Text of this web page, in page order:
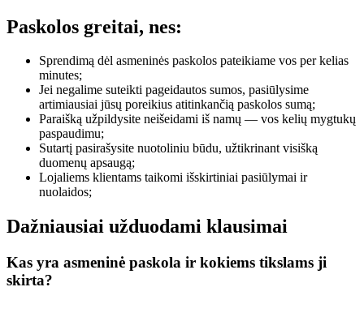
Paskolos greitai, nes:
Sprendimą dėl asmeninės paskolos pateikiame vos per kelias
minutes;
Jei negalime suteikti pageidautos sumos, pasiūlysime
artimiausiai jūsų poreikius atitinkančią paskolos sumą;
Paraišką užpildysite neišeidami iš namų — vos kelių mygtukų
paspaudimu;
Sutartį pasirašysite nuotoliniu būdu, užtikrinant visišką
duomenų apsaugą;
Lojaliems klientams taikomi išskirtiniai pasiūlymai ir
nuolaidos;
Dažniausiai užduodami klausimai
Kas yra asmeninė paskola ir kokiems tikslams ji
skirta?